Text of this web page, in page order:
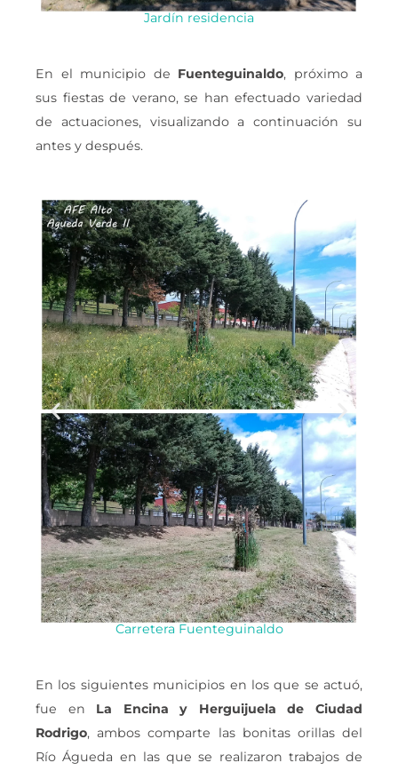
Jardín residencia
En el municipio de Fuenteguinaldo, próximo a
sus fiestas de verano, se han efectuado variedad
de actuaciones, visualizando a continuación su
antes y después.
Carretera Fuenteguinaldo
En los siguientes municipios en los que se actuó,
fue en La Encina y Herguijuela de Ciudad
Rodrigo, ambos comparte las bonitas orillas del
Río Águeda en las que se realizaron trabajos de